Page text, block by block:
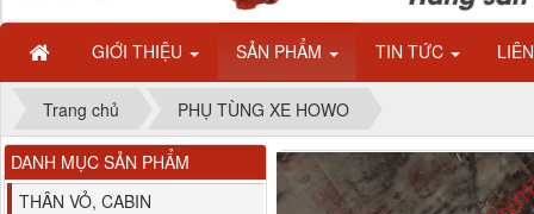
GIỚI THIỆU SẢN PHẨM TIN TỨC
Trang chủ PHỤ TÙNG XE HOWO
DANH MỤC SẢN PHẨM
THÂN VỎ, CABIN
Bình nước phụ
Chenglong hải âu...